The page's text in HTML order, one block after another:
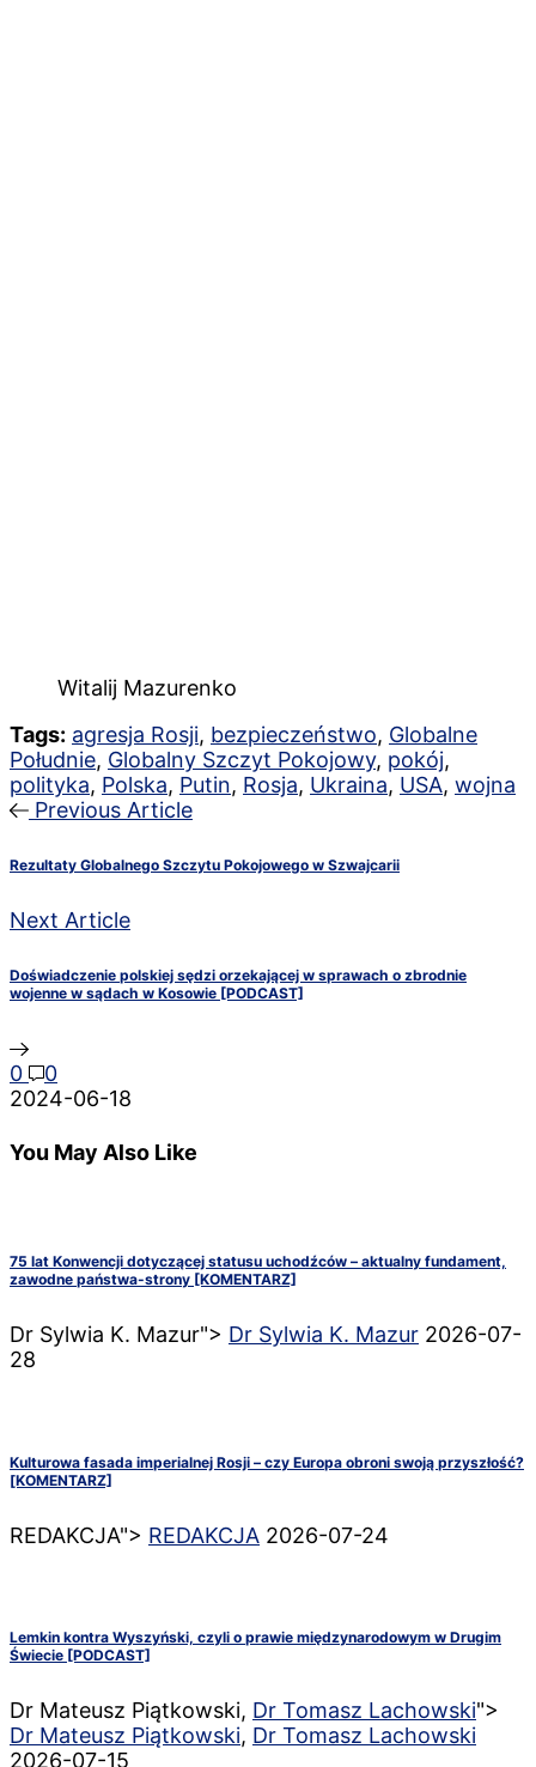
Witalij Mazurenko
Tags: agresja Rosji, bezpieczeństwo, Globalne
Południe, Globalny Szczyt Pokojowy, pokój,
polityka, Polska, Putin, Rosja, Ukraina, USA, wojna
Previous Article
Rezultaty Globalnego Szczytu Pokojowego w Szwajcarii
Next Article
Doświadczenie polskiej sędzi orzekającej w sprawach o zbrodnie
wojenne w sądach w Kosowie [PODCAST]
0
0
2024-06-18
You May Also Like
75 lat Konwencji dotyczącej statusu uchodźców – aktualny fundament,
zawodne państwa-strony [KOMENTARZ]
Dr Sylwia K. Mazur"> Dr Sylwia K. Mazur 2026-07-
28
Kulturowa fasada imperialnej Rosji – czy Europa obroni swoją przyszłość?
[KOMENTARZ]
REDAKCJA"> REDAKCJA 2026-07-24
Lemkin kontra Wyszyński, czyli o prawie międzynarodowym w Drugim
Świecie [PODCAST]
Dr Mateusz Piątkowski, Dr Tomasz Lachowski">
Dr Mateusz Piątkowski, Dr Tomasz Lachowski
2026-07-15